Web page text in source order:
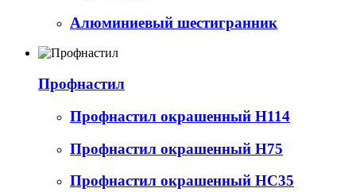
Алюминиевый шестигранник
Профнастил
Профнастил окрашенный Н114
Профнастил окрашенный Н75
Профнастил окрашенный НС35